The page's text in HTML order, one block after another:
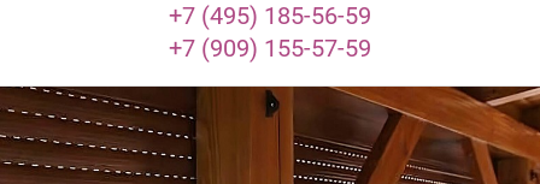
+7 (495) 185-56-59
+7 (909) 155-57-59